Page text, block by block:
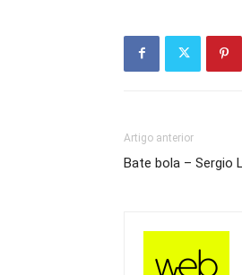
Artigo anterior
Bate bola – Sergio